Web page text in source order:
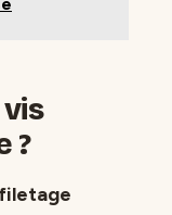
?
filetage